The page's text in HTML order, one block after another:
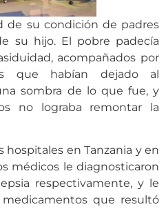
de su condición de padres
su hijo. El pobre padecía
acompañados por
que habían dejado al
sombra de lo que fue, y
no lograba remontar la
hospitales en Tanzania y en
médicos le diagnosticaron
respectivamente, y le
que resultó